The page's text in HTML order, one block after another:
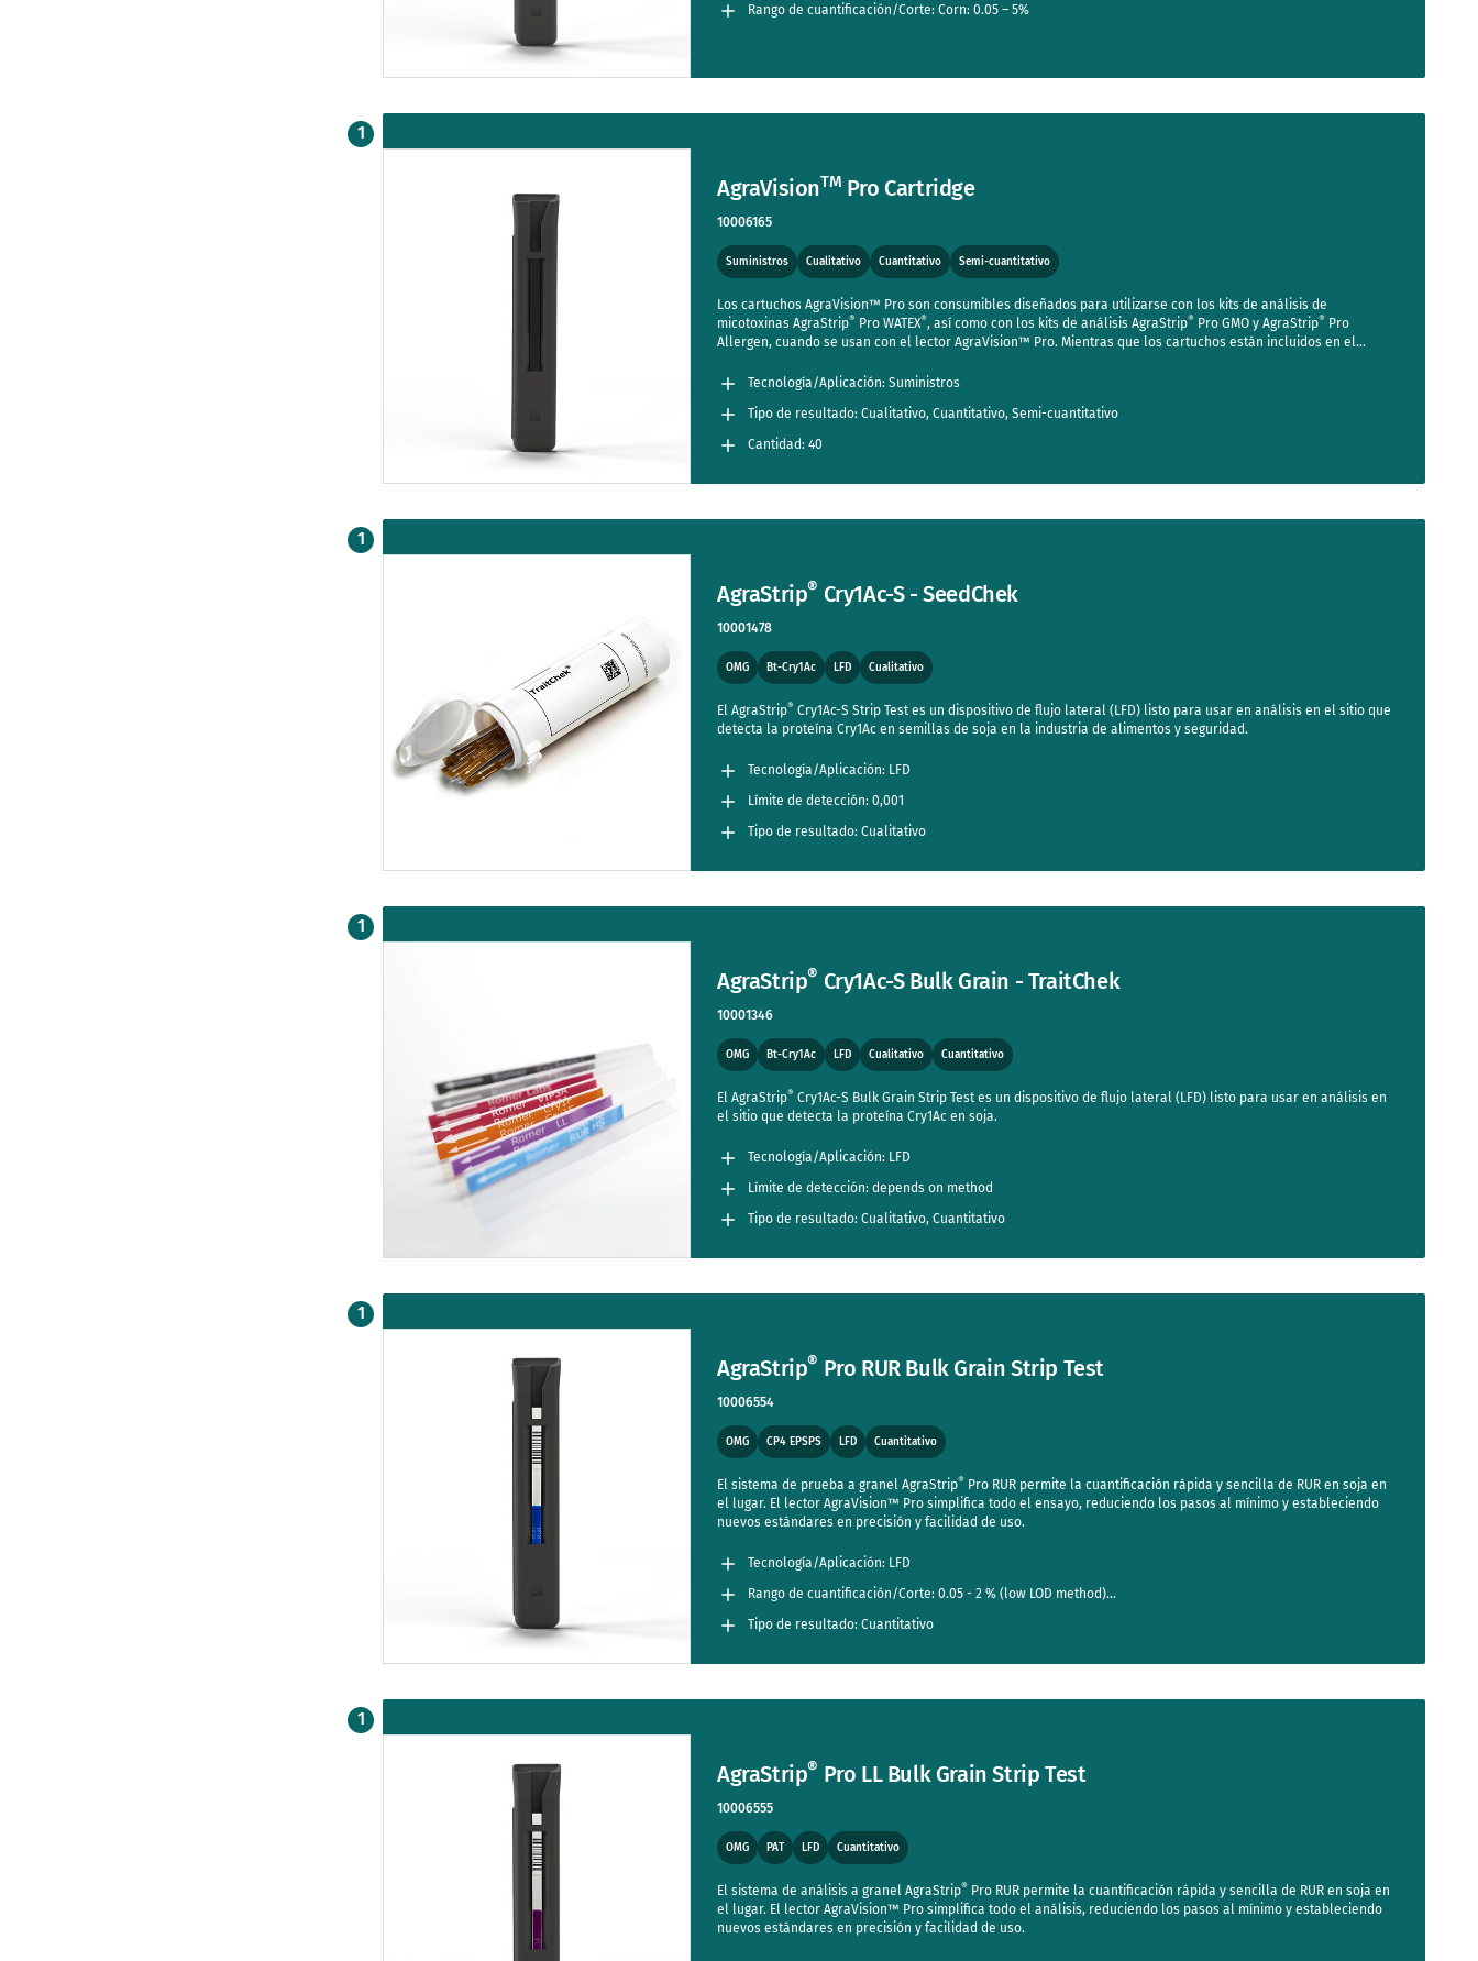
Rango de cuantificación/Corte: Corn: 0.05 – 5%
AgraVisionTM Pro Cartridge
10006165
Suministros Cualitativo Cuantitativo Semi-cuantitativo
Los cartuchos AgraVision™ Pro son consumibles diseñados para utilizarse con los kits de análisis de
micotoxinas AgraStrip® Pro WATEX®, así como con los kits de análisis AgraStrip® Pro GMO y AgraStrip® Pro
Allergen, cuando se usan con el lector AgraVision™ Pro. Mientras que los cartuchos están incluidos en el
GMO y Allergen, diseñados para ser utilizados con el lector AgraVision™ Pro, deben adquirirse por separado.
Tecnología/Aplicación: Suministros
Tipo de resultado: Cualitativo, Cuantitativo, Semi-cuantitativo
Cantidad: 40
AgraStrip® Cry1Ac-S - SeedChek
10001478
OMG Bt-Cry1Ac LFD Cualitativo
El AgraStrip® Cry1Ac-S Strip Test es un dispositivo de flujo lateral (LFD) listo para usar en análisis en el sitio que
detecta la proteína Cry1Ac en semillas de soja en la industria de alimentos y seguridad.
Tecnología/Aplicación: LFD
Límite de detección: 0,001
Tipo de resultado: Cualitativo
AgraStrip® Cry1Ac-S Bulk Grain - TraitChek
10001346
OMG Bt-Cry1Ac LFD Cualitativo Cuantitativo
El AgraStrip® Cry1Ac-S Bulk Grain Strip Test es un dispositivo de flujo lateral (LFD) listo para usar en análisis en
el sitio que detecta la proteína Cry1Ac en soja.
Tecnología/Aplicación: LFD
Límite de detección: depends on method
Tipo de resultado: Cualitativo, Cuantitativo
AgraStrip® Pro RUR Bulk Grain Strip Test
10006554
OMG CP4 EPSPS LFD Cuantitativo
El sistema de prueba a granel AgraStrip® Pro RUR permite la cuantificación rápida y sencilla de RUR en soja en
el lugar. El lector AgraVision™ Pro simplifica todo el ensayo, reduciendo los pasos al mínimo y estableciendo
nuevos estándares en precisión y facilidad de uso.
Tecnología/Aplicación: LFD
Rango de cuantificación/Corte: 0.05 - 2 % (low LOD method)
0.1 - 5 % (regular range)
Tipo de resultado: Cuantitativo
AgraStrip® Pro LL Bulk Grain Strip Test
10006555
OMG PAT LFD Cuantitativo
El sistema de análisis a granel AgraStrip® Pro RUR permite la cuantificación rápida y sencilla de RUR en soja en
el lugar. El lector AgraVision™ Pro simplifica todo el análisis, reduciendo los pasos al mínimo y estableciendo
nuevos estándares en precisión y facilidad de uso.